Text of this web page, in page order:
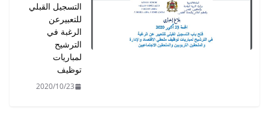
التسجيل القبلي
للتعبيرعن
الرغبة في
الترشيح
لمباريات
توظيف
2020/10/23